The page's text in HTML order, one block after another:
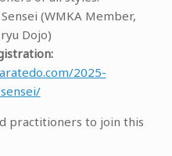
(WMKA Member,
Dojo)
2025-
practitioners to join this